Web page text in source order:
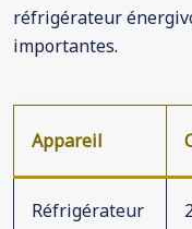
réfrigérateur
importantes.
Appareil
Réfrigérateur